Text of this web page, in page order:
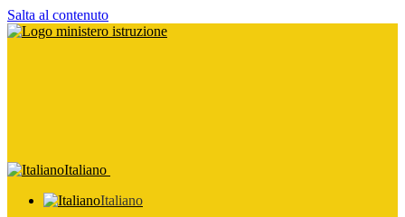
Salta al contenuto
Italiano
Italiano